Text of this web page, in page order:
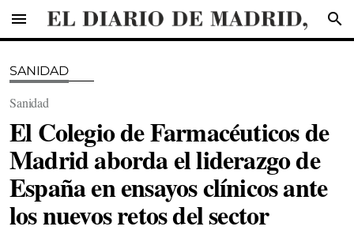
menu search
SANIDAD
Sanidad
El Colegio de Farmacéuticos de
Madrid aborda el liderazgo de
España en ensayos clínicos ante
los nuevos retos del sector